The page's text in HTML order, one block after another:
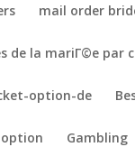
mail order
de la mariГ©e par
option-de
Gambling